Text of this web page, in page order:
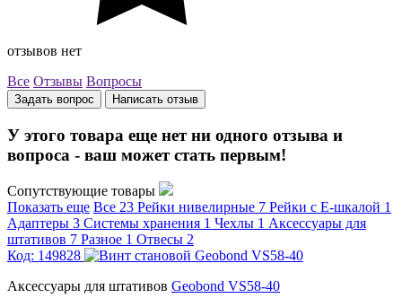
отзывов нет
Все Отзывы Вопросы
Задать вопрос Написать отзыв
У этого товара еще нет ни одного отзыва и
вопроса - ваш может стать первым!
Сопутствующие товары
Показать еще Все 23 Рейки нивелирные 7 Рейки с Е-шкалой 1
Адаптеры 3 Системы хранения 1 Чехлы 1 Аксессуары для
штативов 7 Разное 1 Отвесы 2
Код: 149828
Аксессуары для штативов Geobond VS58-40